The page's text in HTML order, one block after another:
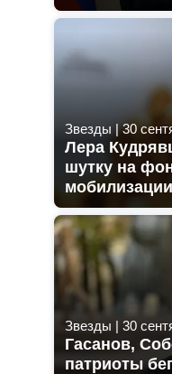
Звезды |30
Лера
шутку на
мобилизации
Звезды | 30
Гасанов,
патриоты